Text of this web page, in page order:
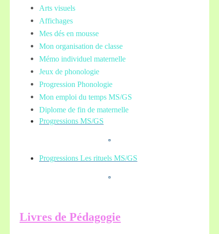
Arts visuels
Affichages
Mes dés en mousse
Mon organisation de classe
Mémo individuel maternelle
Jeux de phonologie
Progression Phonologie
Mon emploi du temps MS/GS
Diplome de fin de maternelle
Progressions MS/GS
Progressions Les rituels MS/GS
Livres de Pédagogie